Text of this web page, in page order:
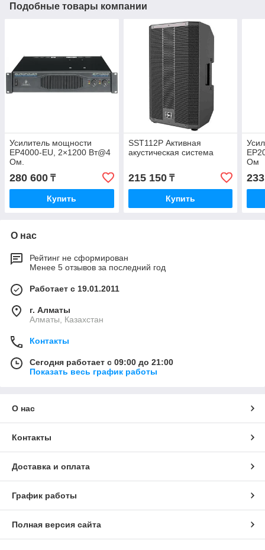
Подобные товары компании
Усилитель мощности
EP4000-EU, 2×1200 Вт@4
Ом.
280 600 ₸
Купить
SST112P Активная
акустическая система
215 150₸
Купить
Ом
О нас
Рейтинг не сформирован
Менее 5 отзывов за последний год
Работает с 19.01.2011
г. Алматы
Алматы, Казахстан
Контакты
Сегодня работает с 09:00 до 21:00
Показать весь график работы
О нас
Контакты
Доставка и оплата
График работы
Полная версия сайта